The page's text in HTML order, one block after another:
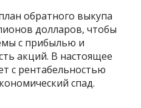
обратного выкупа
долларов, чтобы
с прибылью и
акций. В настоящее
с рентабельностью
спад.